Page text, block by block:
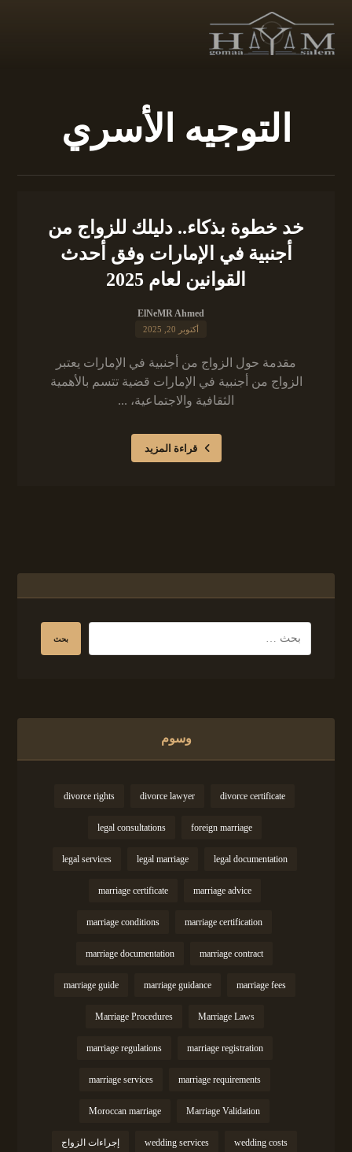
التوجيه الأسري
خد خطوة بذكاء.. دليلك للزواج من
أجنبية في الإمارات وفق أحدث
القوانين لعام 2025
ElNeMR Ahmed
أكتوبر 20, 2025
مقدمة حول الزواج من أجنبية في الإمارات يعتبر
الزواج من أجنبية في الإمارات قضية تتسم بالأهمية
الثقافية والاجتماعية، ...
قراءة المزيد
وسوم
divorce certificate
divorce lawyer
divorce rights
foreign marriage
legal consultations
legal documentation
legal marriage
legal services
marriage advice
marriage certificate
marriage certification
marriage conditions
marriage contract
marriage documentation
marriage fees
marriage guidance
marriage guide
Marriage Laws
Marriage Procedures
marriage registration
marriage regulations
marriage requirements
marriage services
Marriage Validation
Moroccan marriage
wedding costs
wedding services إجراءات الزواج